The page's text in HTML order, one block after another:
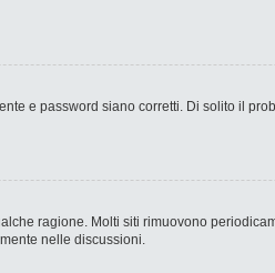
e password siano corretti. Di solito il
ragione. Molti siti rimuovono
nelle discussioni.